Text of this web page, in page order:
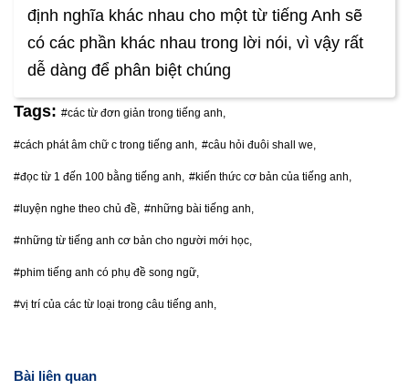
định nghĩa khác nhau cho một từ tiếng Anh sẽ
có các phần khác nhau trong lời nói, vì vậy rất
dễ dàng để phân biệt chúng
Tags: #các từ đơn giản trong tiếng anh,
#cách phát âm chữ c trong tiếng anh, #câu hỏi đuôi shall we,
#đọc từ 1 đến 100 bằng tiếng anh, #kiến thức cơ bản của tiếng anh,
#luyện nghe theo chủ đề, #những bài tiếng anh,
#những từ tiếng anh cơ bản cho người mới học,
#phim tiếng anh có phụ đề song ngữ,
#vị trí của các từ loại trong câu tiếng anh,
Bài liên quan